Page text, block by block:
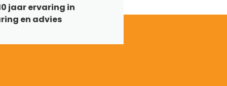
jaar ervaring in
en advies